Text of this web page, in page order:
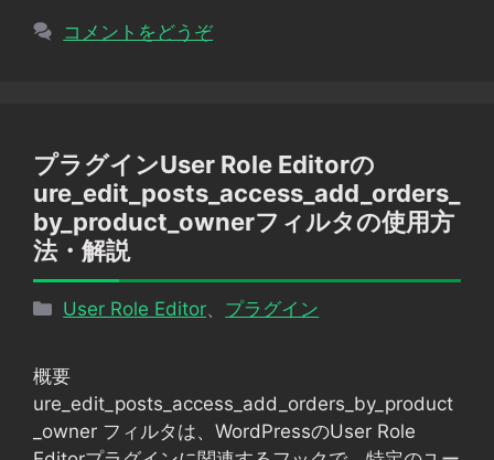
コメントをどうぞ
プラグインUser Role Editorの
ure_edit_posts_access_add_orders_
by_product_ownerフィルタの使用方
法・解説
カ
リ
ー
User Role Editor プラグイン
概要
ure_edit_posts_access_add_orders_by_product
_owner フィルタは、WordPressのUser Role